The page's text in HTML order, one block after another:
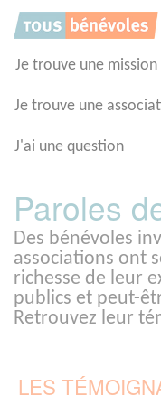
Je trouve une mission
Je trouve une
J'ai une question
Paroles
Des bénévoles
associations ont
richesse de leur
publics et peut-
Retrouvez leur
LES
Panneau de gestion des